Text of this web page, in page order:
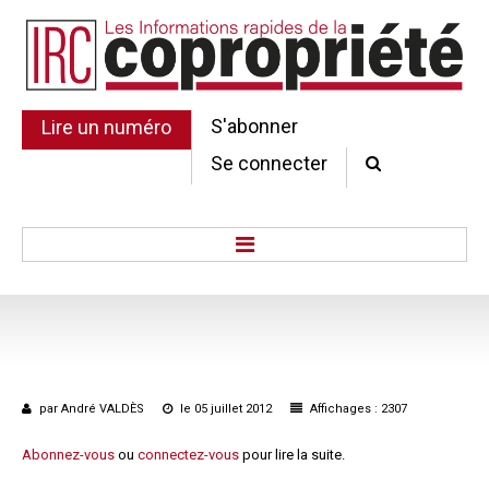
Lire un numéro
S'abonner
Se connecter
Au Parlement
Pratique de la copro.
par André VALDÈS le 05 juillet 2012 Affichages : 2307
Abonnez-vous ou connectez-vous pour lire la suite.